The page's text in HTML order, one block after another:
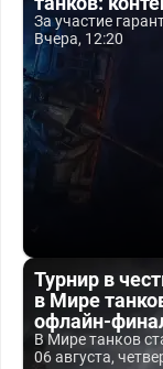
За участие
Вчера, 12:20
Турнир в
в Мире
офлайн-
В Мире танков
06 августа,